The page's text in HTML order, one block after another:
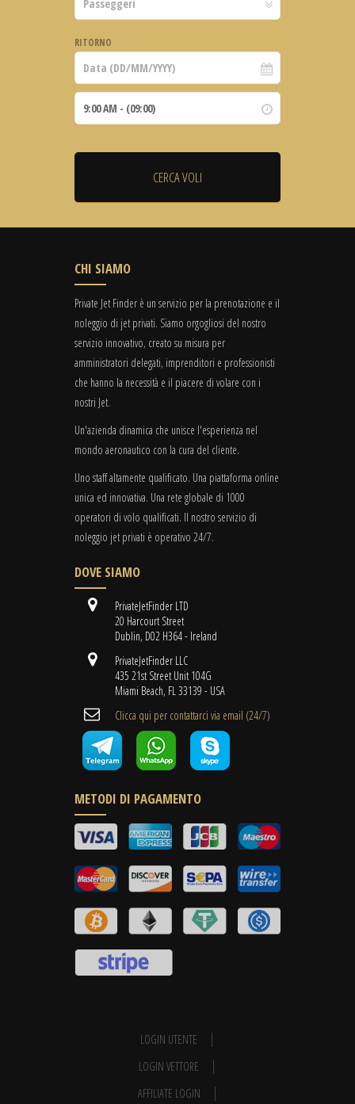
RITORNO
CHI SIAMO
Private Jet Finder è un servizio per la prenotazione e il
noleggio di jet privati. Siamo orgogliosi del nostro
servizio innovativo, creato su misura per
amministratori delegati, imprenditori e professionisti
che hanno la necessità e il piacere di volare con i
nostri Jet.
Un'azienda dinamica che unisce l'esperienza nel
mondo aeronautico con la cura del cliente.
Uno staff altamente qualificato. Una piattaforma online
unica ed innovativa. Una rete globale di 1000
operatori di volo qualificati. Il nostro servizio di
noleggio jet privati è operativo 24/7.
DOVE SIAMO
PrivateJetFinder LTD
20 Harcourt Street
Dublin, D02 H364 - Ireland
PrivateJetFinder LLC
435 21st Street Unit 104G
Miami Beach, FL 33139 - USA
Clicca qui per contattarci via email (24/7)
METODI DI PAGAMENTO
LOGIN UTENTE
LOGIN VETTORE
AFFILIATE LOGIN